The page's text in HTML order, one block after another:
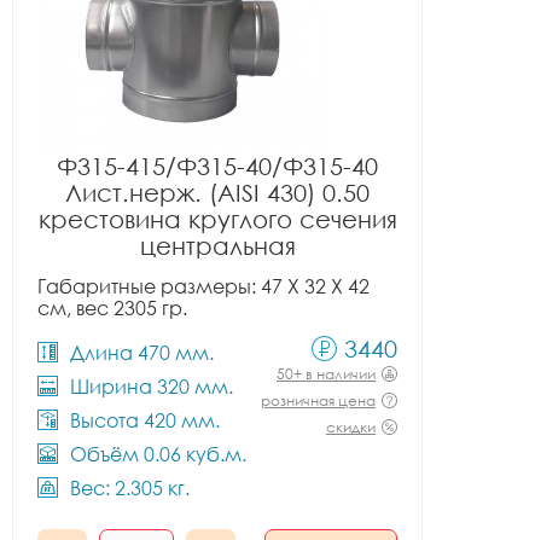
Ф315-415/Ф315-40/Ф315-40
Лист.нерж. (AISI 430) 0.50
крестовина круглого сечения
центральная
Габаритные размеры: 47 X 32 X 42
см, вес 2305 гр.
Длина 470 мм.
Ширина 320 мм.
Высота 420 мм.
Объём 0.06 куб.м.
Вес: 2.305 кг.
3440
50+ в наличии
розничная цена
скидки